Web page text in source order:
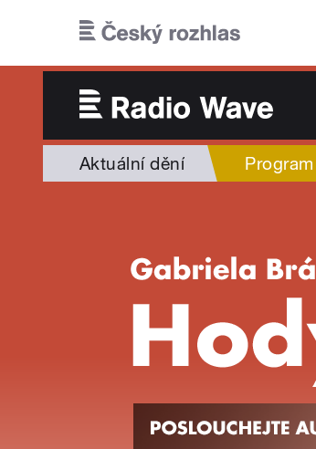
Aktuální dění Program